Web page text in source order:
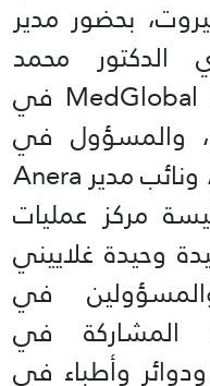
بحضور مدير
الدكتور محمد
الزعتري، والشركاء: مديرة MedGlobal في
والمسؤول في
شركة MEHAD بيار كاتوار، ونائب مدير Anera
مركز عمليات
وحيدة غلاييني
في
المشاركة في
وأطباء في